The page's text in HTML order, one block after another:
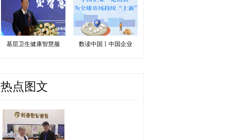
基层卫生健康智慧服 数读中国丨中国企业
热点图文